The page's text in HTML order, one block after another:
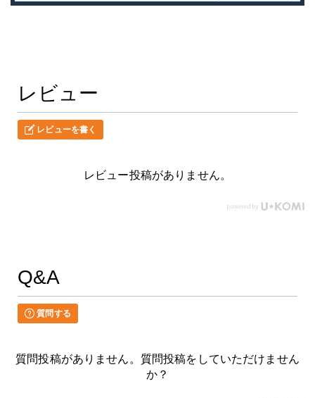
レビュー
レビューを書く
レビュー投稿がありません。
Q&A
質問する
質問投稿がありません。質問投稿をしていただけません
か？